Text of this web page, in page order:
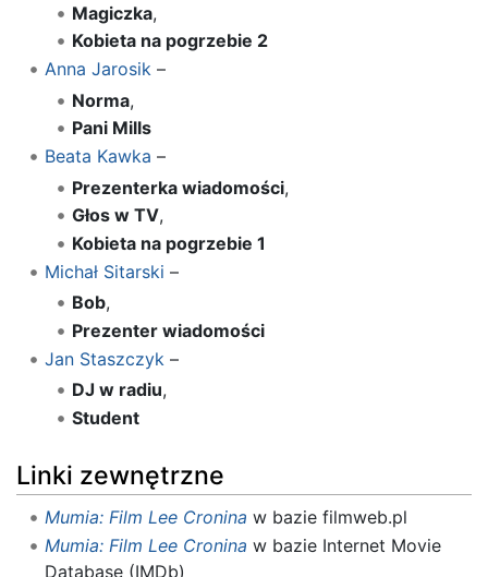
Magiczka,
Kobieta na pogrzebie 2
Anna Jarosik–
Norma,
Pani Mills
Beata Kawka –
Prezenterka wiadomości,
Głos w TV,
Kobieta na pogrzebie 1
Michał Sitarski –
Bob,
Prezenter wiadomości
Jan Staszczyk –
DJ w radiu,
Student
Linki zewnętrzne
Mumia: Film Lee Cronina w bazie filmweb.pl
Mumia: Film Lee Cronina w bazie Internet Movie
Database (IMDb)